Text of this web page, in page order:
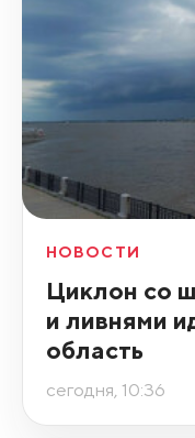
НОВОСТИ
Циклон со
и ливнями
область
сегодня, 10:36